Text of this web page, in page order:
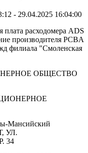
- 29.04.2025 16:04:00
плата расходомера ADS
производителя PCBA
филиала "Смоленская
ОБЩЕСТВО
Мансийский
УЛ.
34